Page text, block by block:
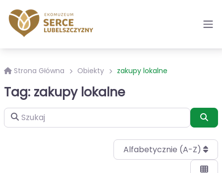
Strona Główna Obiekty zakupy lokalne
Tag: zakupy lokalne
Szukaj
Alfabetycznie (A-Z)